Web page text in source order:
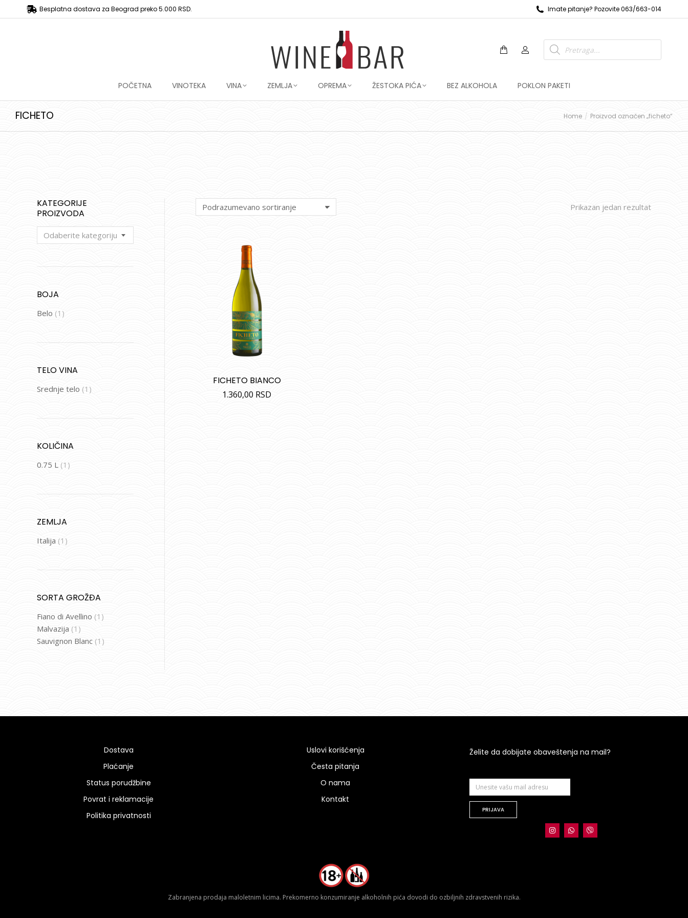
Besplatna dostava za Beograd preko 5.000 RSD. Imate pitanje? Pozovite 063/663-014
POČETNA VINOTEKA VINA ZEMLJA OPREMA ŽESTOKA PIĆA BEZ ALKOHOLA POKLON PAKETI
FICHETO Home Proizvod označen „ficheto“
Prikazan jedan rezultat
FICHETO BIANCO
1.360,00 RSD
KATEGORIJE
PROIZVODA
Odaberite kategoriju
BOJA
Belo (1)
TELO VINA
Srednje telo (1)
KOLIČINA
0.75 L (1)
ZEMLJA
Italija (1)
SORTA GROŽĐA
Fiano di Avellino (1)
Malvazija (1)
Sauvignon Blanc (1)
Dostava
Plaćanje
Status porudžbine
Povrat i reklamacije
Politika privatnosti
Uslovi korišćenja
Česta pitanja
O nama
Kontakt
Želite da dobijate obaveštenja na mail?
PRIJAVA
Zabranjena prodaja maloletnim licima. Prekomerno konzumiranje alkoholnih pića dovodi do ozbiljnih zdravstvenih rizika.